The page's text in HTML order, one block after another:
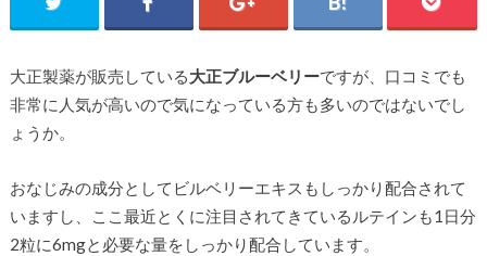
大正製薬が販売している大正ブルーベリーですが、口コミでも
非常に人気が高いので気になっている方も多いのではないでし
ょうか。
おなじみの成分としてビルベリーエキスもしっかり配合されて
いますし、ここ最近とくに注目されてきているルテインも1日分
2粒に6mgと必要な量をしっかり配合しています。